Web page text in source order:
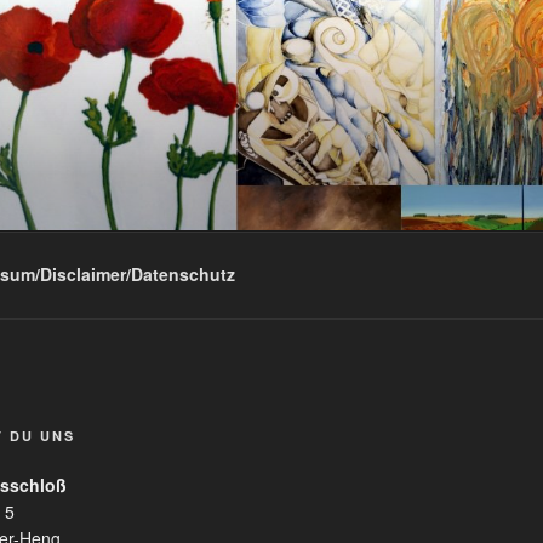
Disclaimer/Datenschutz
DU UNS
5
Heng